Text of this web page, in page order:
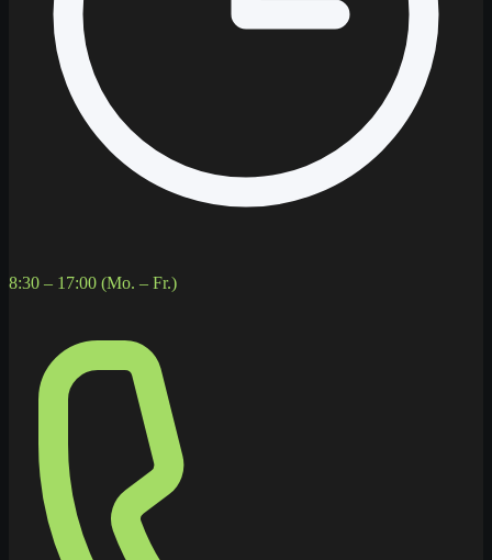
8:30 – 17:00 (Mo. – Fr.)